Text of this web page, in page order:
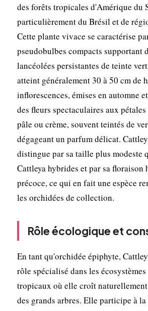
des forêts tropicales d'Amérique du
particulièrement du Brésil et de
Cette plante vivace se caractérise
pseudobulbes compacts supportant
lancéolées persistantes de teinte
atteint généralement 30 à 50 cm de
inflorescences, émises en automne
des fleurs spectaculaires aux
pâle ou crème, souvent teintés de
dégageant un parfum délicat.
distingue par sa taille plus modeste
Cattleya hybrides et par sa floraison
précoce, ce qui en fait une espèce
les orchidées de collection.
Rôle écologique et
En tant qu'orchidée épiphyte,
rôle spécialisé dans les
tropicaux où elle croît
des grands arbres. Elle participe à